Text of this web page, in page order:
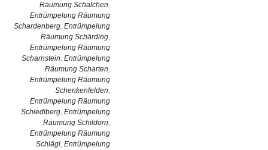
Räumung Schalchen,
Entrümpelung Räumung
Schardenberg, Entrümpelung
Räumung Schärding,
Entrümpelung Räumung
Scharnstein, Entrümpelung
Räumung Scharten,
Entrümpelung Räumung
Schenkenfelden,
Entrümpelung Räumung
Schiedlberg, Entrümpelung
Räumung Schildorn,
Entrümpelung Räumung
Schlägl, Entrümpelung